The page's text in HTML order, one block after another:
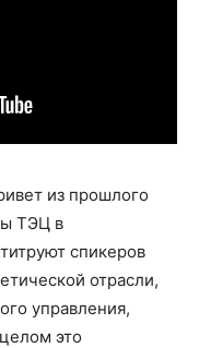
из прошлого
ТЭЦ в
спикеров
отрасли,
управления,
это